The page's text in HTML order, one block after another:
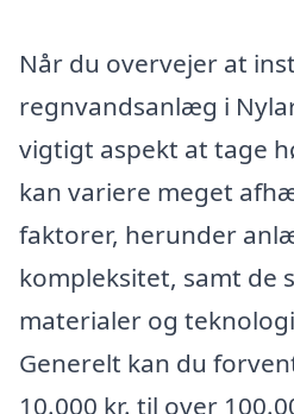
Når du overvejer at
regnvandsanlæg i
vigtigt aspekt at tage
kan variere meget
faktorer, herunder
kompleksitet, samt de
materialer og
Generelt kan du
10.000 kr. til over